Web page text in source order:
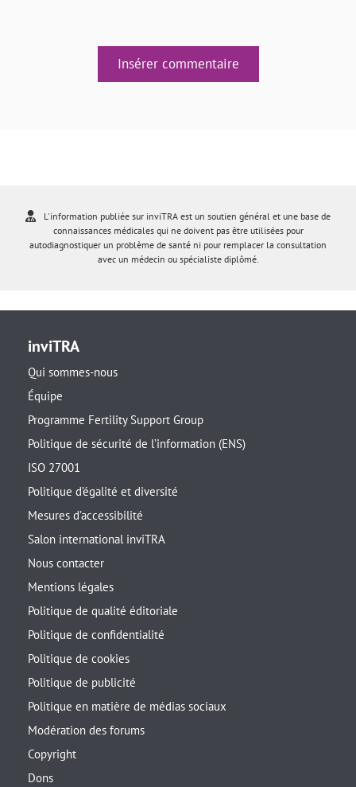
Insérer commentaire
L'information publiée sur inviTRA est un soutien général et une base de
connaissances médicales qui ne doivent pas être utilisées pour
autodiagnostiquer un problème de santé ni pour remplacer la consultation
avec un médecin ou spécialiste diplômé.
inviTRA
Qui sommes-nous
Équipe
Programme Fertility Support Group
Politique de sécurité de l’information (ENS)
ISO 27001
Politique d’égalité et diversité
Mesures d’accessibilité
Salon international inviTRA
Nous contacter
Mentions légales
Politique de qualité éditoriale
Politique de confidentialité
Politique de cookies
Politique de publicité
Politique en matière de médias sociaux
Modération des forums
Copyright
Dons